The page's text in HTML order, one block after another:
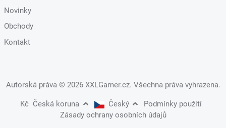
Novinky
Obchody
Kontakt
Autorská práva © 2026 XXLGamer.cz. Všechna práva vyhrazena.
Kč Česká koruna Český
Podmínky použití
Zásady ochrany osobních údajů